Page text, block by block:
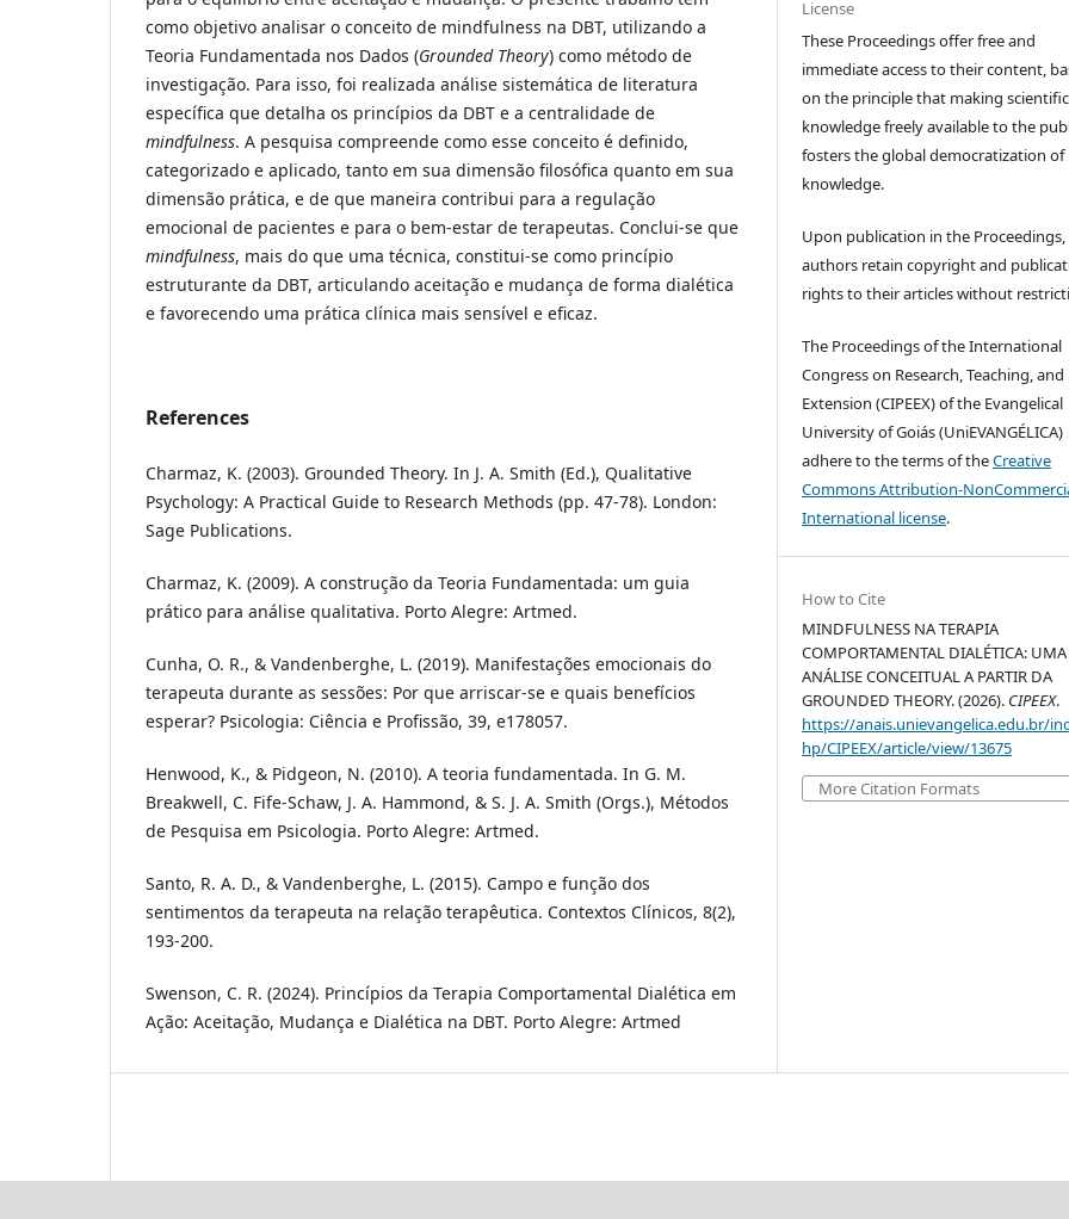
como objetivo analisar o conceito de mindfulness na DBT, utilizando a
Teoria Fundamentada nos Dados (Grounded Theory) como método de
investigação. Para isso, foi realizada análise sistemática de literatura
específica que detalha os princípios da DBT e a centralidade de
mindfulness. A pesquisa compreende como esse conceito é definido,
categorizado e aplicado, tanto em sua dimensão filosófica quanto em sua
dimensão prática, e de que maneira contribui para a regulação
emocional de pacientes e para o bem-estar de terapeutas. Conclui-se que
mindfulness, mais do que uma técnica, constitui-se como princípio
estruturante da DBT, articulando aceitação e mudança de forma dialética
e favorecendo uma prática clínica mais sensível e eficaz.
References
Charmaz, K. (2003). Grounded Theory. In J. A. Smith (Ed.), Qualitative
Psychology: A Practical Guide to Research Methods (pp. 47-78). London:
Sage Publications.
Charmaz, K. (2009). A construção da Teoria Fundamentada: um guia
prático para análise qualitativa. Porto Alegre: Artmed.
Cunha, O. R., & Vandenberghe, L. (2019). Manifestações emocionais do
terapeuta durante as sessões: Por que arriscar-se e quais benefícios
esperar? Psicologia: Ciência e Profissão, 39, e178057.
Henwood, K., & Pidgeon, N. (2010). A teoria fundamentada. In G. M.
Breakwell, C. Fife-Schaw, J. A. Hammond, & S. J. A. Smith (Orgs.), Métodos
de Pesquisa em Psicologia. Porto Alegre: Artmed.
Santo, R. A. D., & Vandenberghe, L. (2015). Campo e função dos
sentimentos da terapeuta na relação terapêutica. Contextos Clínicos, 8(2),
193-200.
Swenson, C. R. (2024). Princípios da Terapia Comportamental Dialética em
Ação: Aceitação, Mudança e Dialética na DBT. Porto Alegre: Artmed
License
These Proceedings offer free and
immediate access to their content,
on the principle that making scientific
knowledge freely available to the
fosters the global democratization of
knowledge.
Upon publication in the Proceedings,
authors retain copyright and
rights to their articles without
The Proceedings of the International
Congress on Research, Teaching, and
Extension (CIPEEX) of the Evangelical
University of Goiás (UniEVANGÉLICA)
adhere to the terms of theCreative
Commons Attribution-
International license.
How to Cite
MINDFULNESS NA TERAPIA
COMPORTAMENTAL DIALÉTICA: UMA
ANÁLISE CONCEITUAL A PARTIR DA
GROUNDED THEORY. (2026). CIPEEX.
https://anais.unievangelica.edu.br/
hp/CIPEEX/article/view/13675
More Citation Formats